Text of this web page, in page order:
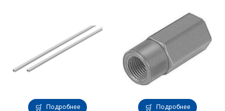
Подробнее Подробнее